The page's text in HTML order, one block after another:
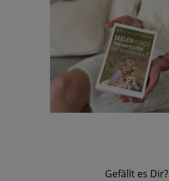
Gefällt es Dir?